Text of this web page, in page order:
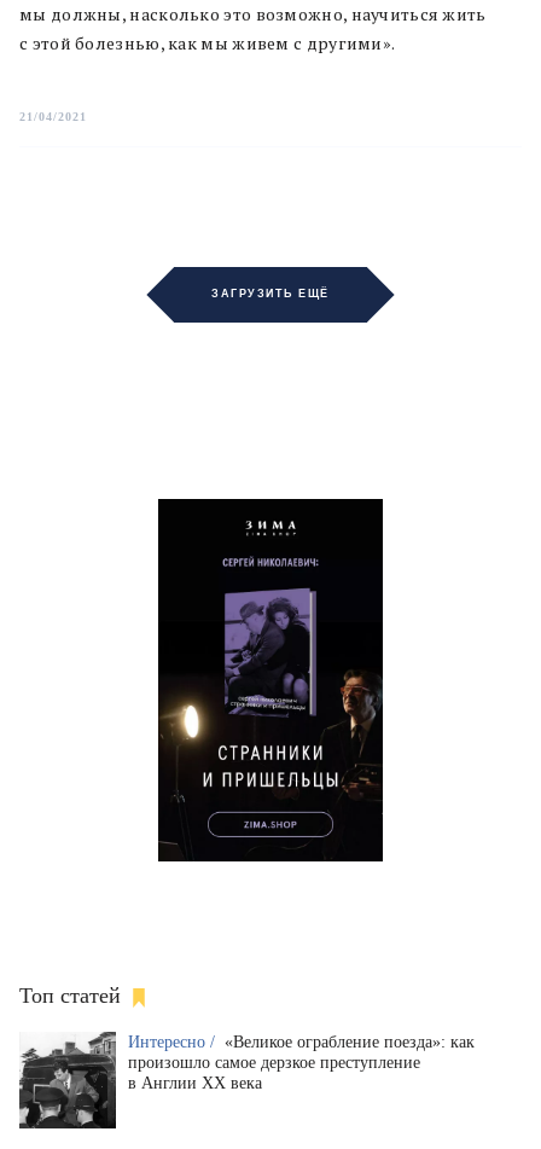
мы должны, насколько это возможно, научиться жить
с этой болезнью, как мы живем с другими».
21/04/2021
ЗАГРУЗИТЬ ЕЩЁ
Топ статей
Интересно / «Великое ограбление поезда»: как
произошло самое дерзкое преступление
в Англии XX века